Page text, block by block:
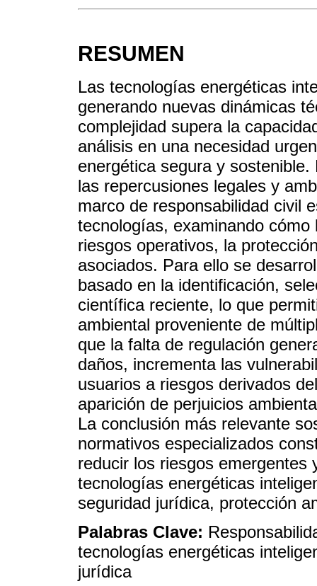
RESUMEN
Las tecnologías energéticas
generando nuevas dinámicas
complejidad supera la
análisis en una necesidad
energética segura y
las repercusiones legales y
marco de responsabilidad civil
tecnologías, examinando
riesgos operativos, la
asociados. Para ello se
basado en la identificación,
científica reciente, lo que
ambiental proveniente de
que la falta de regulación
daños, incrementa las
usuarios a riesgos derivados
aparición de perjuicios
La conclusión más relevante
normativos especializados
reducir los riesgos emergentes
tecnologías energéticas
seguridad jurídica, protección
Palabras Clave:
tecnologías energéticas
jurídica